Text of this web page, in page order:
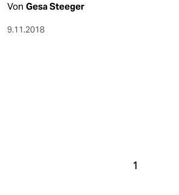
Von Gesa Steeger
9.11.2018
1